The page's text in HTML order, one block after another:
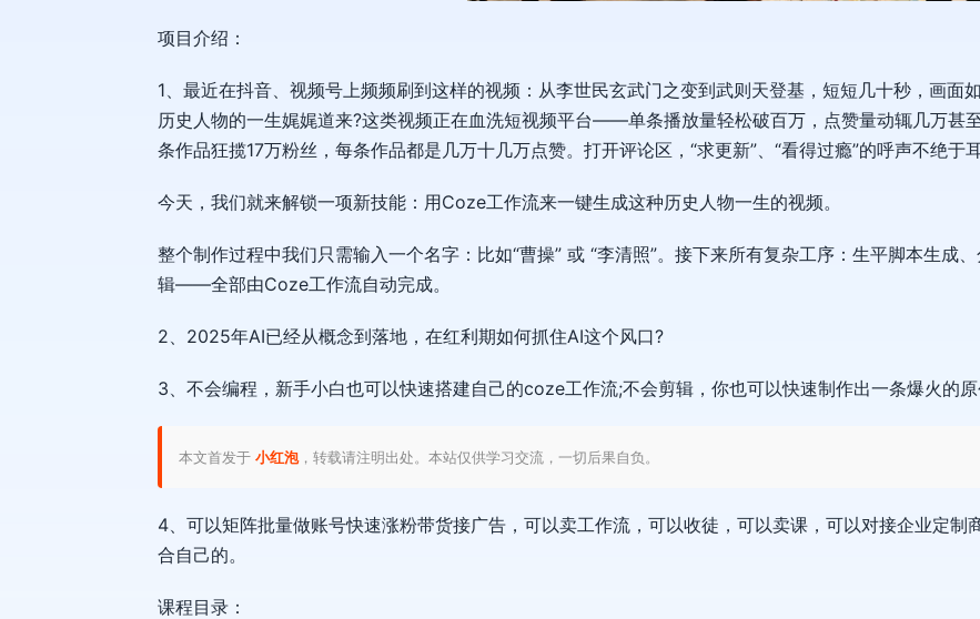
项目介绍：
1、最近在抖音、视频号上频频刷到这样的视频：从李世民玄武门之变到武则天登基，短短几十秒，画面
历史人物的一生娓娓道来?这类视频正在血洗短视频平台——单条播放量轻松破百万，点赞量动辄几万甚
条作品狂揽17万粉丝，每条作品都是几万十几万点赞。打开评论区，“求更新”、“看得过瘾”的呼声不绝于耳
今天，我们就来解锁一项新技能：用Coze工作流来一键生成这种历史人物一生的视频。
整个制作过程中我们只需输入一个名字：比如“曹操” 或 “李清照”。接下来所有复杂工序：生平脚本生成
辑——全部由Coze工作流自动完成。
2、2025年AI已经从概念到落地，在红利期如何抓住AI这个风口?
3、不会编程，新手小白也可以快速搭建自己的coze工作流;不会剪辑，你也可以快速制作出一条爆火的原
本文首发于 小红泡，转载请注明出处。本站仅供学习交流，一切后果自负。
4、可以矩阵批量做账号快速涨粉带货接广告，可以卖工作流，可以收徒，可以卖课，可以对接企业定制
合自己的。
课程目录：